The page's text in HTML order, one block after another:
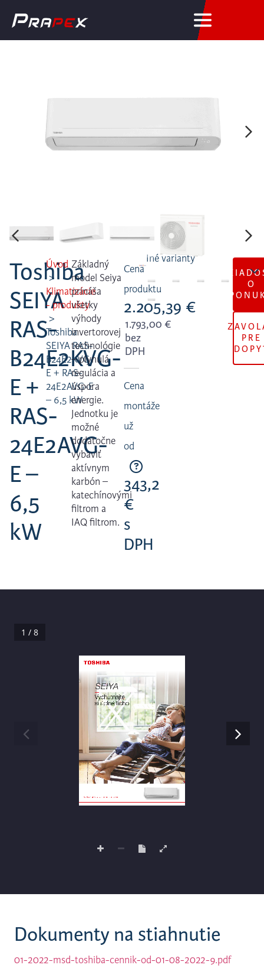
Toshiba
SEIYA
RAS-
B24E2KVG-
E +
RAS-
24E2AVG-
E –
6,5
kW
Úvod
Klimatizácie
- produkty
Toshiba
SEIYA RAS-
B24E2KVG-
E + RAS-
24E2AVG-E
– 6,5 kW
Základný
model Seiya
prináša
všetky
výhody
invertorovej
technológie
– plynulá
regulácia a
úspora
energie.
Jednotku je
možné
dodatočne
vybaviť
aktívnym
karbón –
katechínovými
filtrom a
IAQ filtrom.
Cena
produktu
2.205,39 €
1.793,00 €
bez
DPH
Cena
montáže
už
od
343,2
€
s
DPH
O
PRE
1 / 8
Dokumenty na stiahnutie
01-2022-msd-toshiba-cennik-od-01-08-2022-9.pdf